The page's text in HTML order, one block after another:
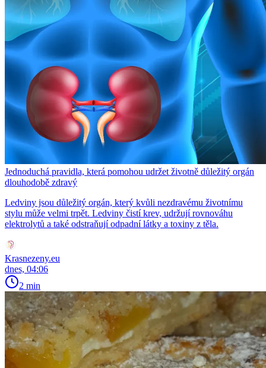
Jednoduchá pravidla, která pomohou udržet životně důležitý orgán
dlouhodobě zdravý
Ledviny jsou důležitý orgán, který kvůli nezdravému životnímu
stylu může velmi trpět. Ledviny čistí krev, udržují rovnováhu
elektrolytů a také odstraňují odpadní látky a toxiny z těla.
Krasnezeny.eu
dnes, 04:06
2 min